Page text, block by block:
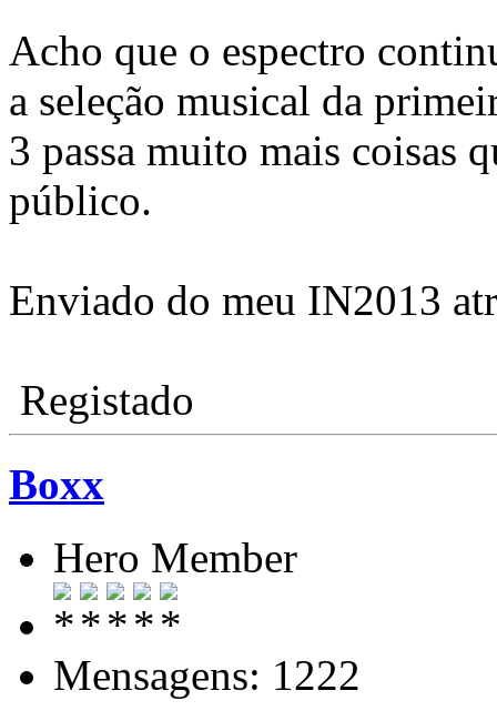
Acho que o espectro
a seleção musical da
3 passa muito mais coisas
público.
Enviado do meu IN2013
Registado
Boxx
Hero Member
Mensagens: 1222